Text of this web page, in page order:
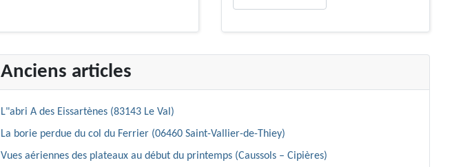
Anciens articles
L"abri A des Eissartènes (83143 Le Val)
La borie perdue du col du Ferrier (06460 Saint-Vallier-de-Thiey)
Vues aériennes des plateaux au début du printemps (Caussols – Cipières)